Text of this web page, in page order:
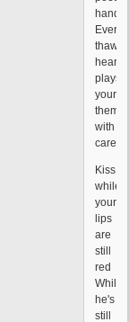
hand,
Every
heart
plays
your
theme
with
care
Kiss
while
your
lips
are
still
red
While
he's
still